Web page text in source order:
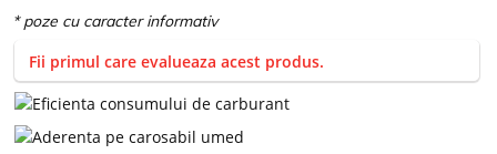
Fii primul care evalueaza acest produs.